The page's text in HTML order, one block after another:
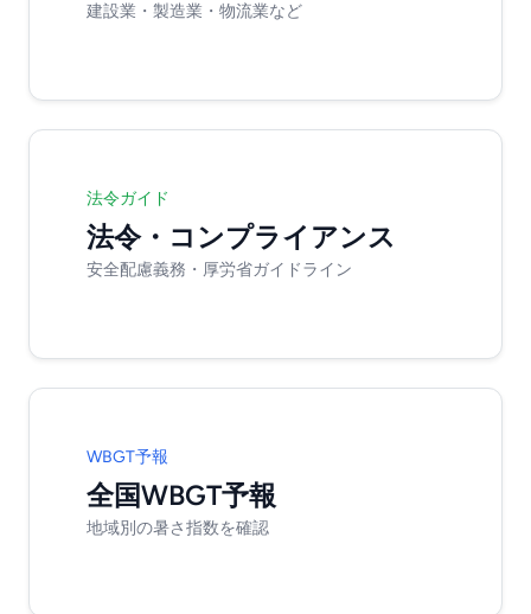
建設業・製造業・物流業など
法令ガイド
法令・コンプライアンス
安全配慮義務・厚労省ガイドライン
WBGT予報
全国WBGT予報
地域別の暑さ指数を確認